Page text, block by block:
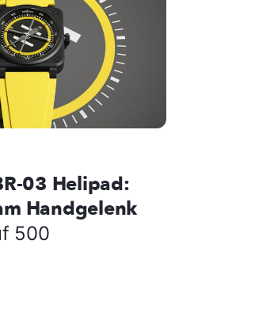
03 Helipad:
Handgelenk
500